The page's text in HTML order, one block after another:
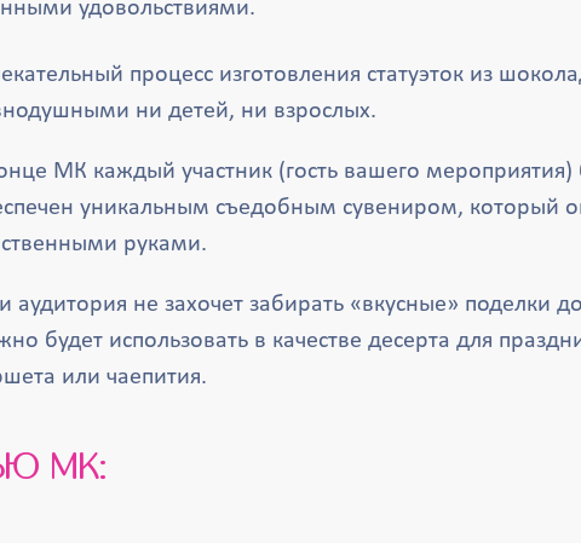
удовольствиями.
процесс изготовления статуэток из
ни детей, ни взрослых.
МК каждый участник (гость вашего мероприятия)
уникальным съедобным сувениром, который
руками.
аудитория не захочет забирать «вкусные» поделки
будет использовать в качестве десерта для
или чаепития.
МК: